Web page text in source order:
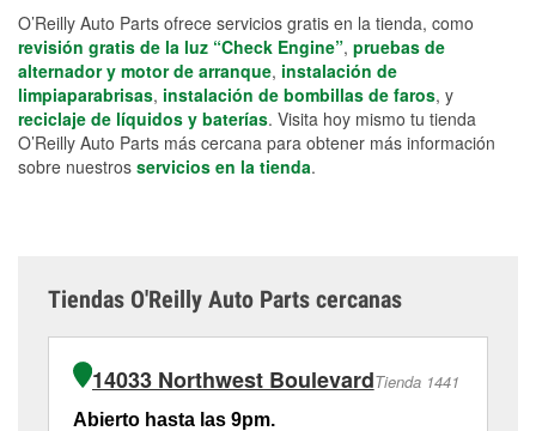
O’Reilly Auto Parts ofrece servicios gratis en la tienda, como
revisión gratis de la luz “Check Engine”, pruebas de
alternador y motor de arranque, instalación de
limpiaparabrisas, instalación de bombillas de faros, y
reciclaje de líquidos y baterías. Visita hoy mismo tu tienda
O’Reilly Auto Parts más cercana para obtener más información
sobre nuestros servicios en la tienda.
Tiendas O'Reilly Auto Parts cercanas
14033 Northwest BoulevardTienda 1441
Abierto hasta las 9pm.